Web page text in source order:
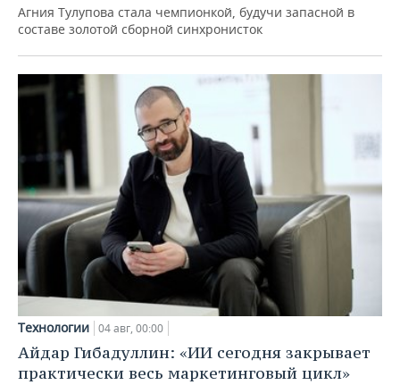
Агния Тулупова стала чемпионкой, будучи запасной в
составе золотой сборной синхронисток
Технологии 04 авг, 00:00
Айдар Гибадуллин: «ИИ сегодня закрывает
практически весь маркетинговый цикл»